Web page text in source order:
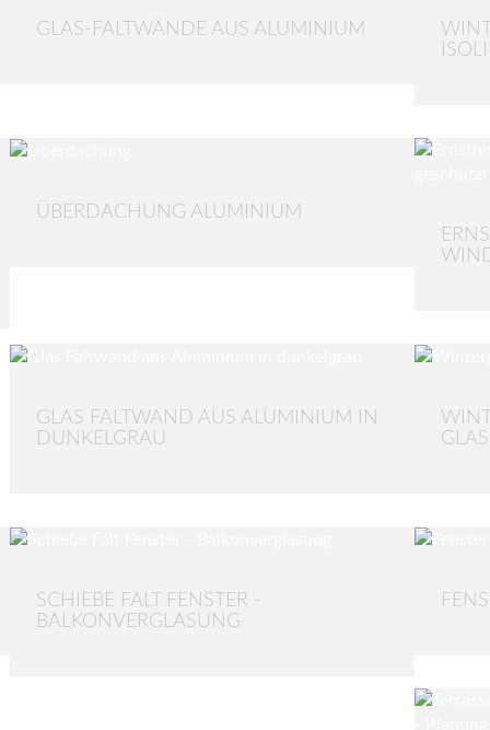
GLAS-FALTWÄNDE AUS ALUMINIUM
ÜBERDACHUNG ALUMINIUM
GLAS FALTWAND AUS ALUMINIUM IN
DUNKELGRAU
SCHIEBE FALT FENSTER -
BALKONVERGLASUNG